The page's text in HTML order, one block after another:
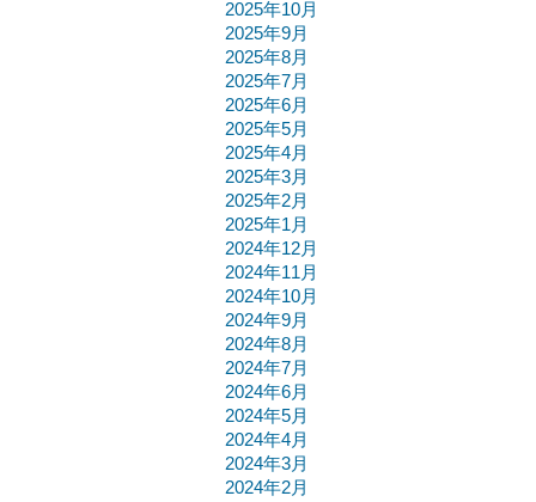
2025年10月
2025年9月
2025年8月
2025年7月
2025年6月
2025年5月
2025年4月
2025年3月
2025年2月
2025年1月
2024年12月
2024年11月
2024年10月
2024年9月
2024年8月
2024年7月
2024年6月
2024年5月
2024年4月
2024年3月
2024年2月